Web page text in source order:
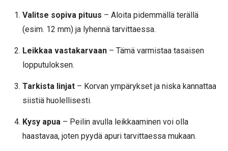
Valitse sopiva pituus – Aloita pidemmällä terällä
(esim. 12 mm) ja lyhennä tarvittaessa.
Leikkaa vastakarvaan– Tämä varmistaa tasaisen
lopputuloksen.
Tarkista linjat– Korvan ympärykset ja niska kannattaa
siistiä huolellisesti.
Kysy apua– Peilin avulla leikkaaminen voi olla
haastavaa, joten pyydä apuri tarvittaessa mukaan.